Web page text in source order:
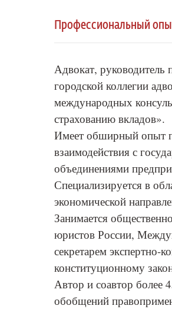
Профессиональный
Адвокат,
городской коллегии
международных
страхованию вкладов».
Имеет обширный опыт
взаимодействия с
объединениями
Специализируется в
экономической
Занимается
юристов России,
секретарем экспертно-
конституционному
Автор и соавтор более
обобщений